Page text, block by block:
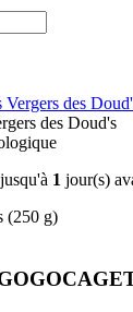
Vergers des
des Doud's
1 jour(s)